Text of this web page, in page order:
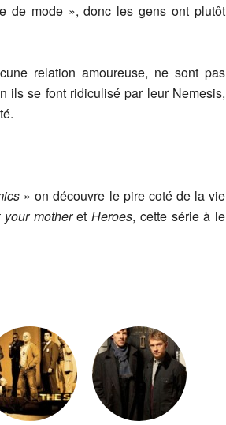
de mode », donc les gens ont plutôt
relation amoureuse, ne sont pas
ils se font ridiculisé par leur Nemesis,
» on découvre le pire coté de la vie
motheretHeroes, cette série à le